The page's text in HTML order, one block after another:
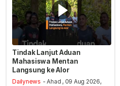
Tindak Lanjut Aduan
Mahasiswa Mentan
Langsung ke Alor
Dailynews - Ahad , 09 Aug 2026,